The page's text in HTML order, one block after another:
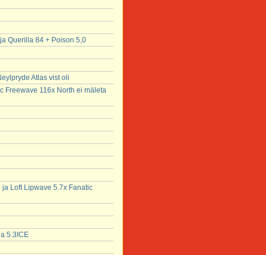
Querilla 84 + Poison 5,0
Atlas vist oli
Freewave 116x North ei mäleta
Loft Lipwave 5.7x Fanatic
5.3ICE